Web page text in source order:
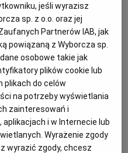
nieruchomości
w Poznaniu? Interesują
nieruchomości
w stolicy
i powiatu poznańskiego?
w atrakcyjnych
od syndyków i
wielu komorników i
ogłoszenia zbieramy
jeśli wyrazisz
sp. z o.o. oraz jej
Partnerów IAB, jak
powiązaną z Wyborcza sp.
osobowe takie jak
plików cookie lub
plikach do celów
na potrzeby wyświetlania
zainteresowań i
i w Internecie lub
Wyrażenie zgody
wyrazić zgody, chcesz